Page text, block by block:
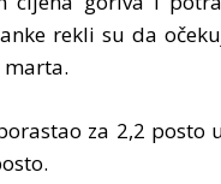
rekli su da
marta.
za 2,2 posto